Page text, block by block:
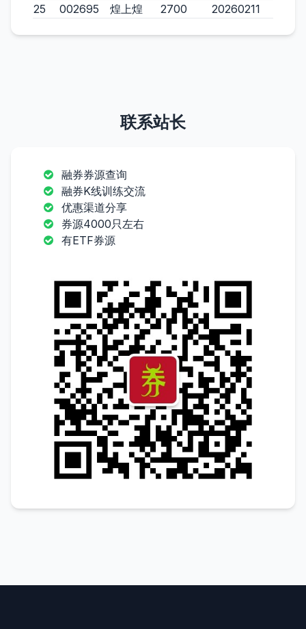
25
002695 煌上煌 2700 20260211
联系站长
融券券源查询
融券K线训练交流
优惠渠道分享
券源4000只左右
有ETF券源